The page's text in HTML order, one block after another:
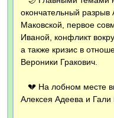
окончательный разрыв
Маковской, первое
Иваной, конфликт
а также кризис в
Вероники Гракович.
💔 На лобном месте
Алексея Адеева и Гали